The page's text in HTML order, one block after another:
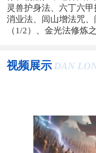
灵兽护身法、六丁六
消业法、闾山增法咒
（1/2）、金光法修炼
视频展示 DAN